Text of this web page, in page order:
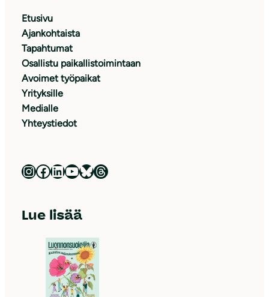
Etusivu
Ajankohtaista
Tapahtumat
Osallistu paikallistoimintaan
Avoimet työpaikat
Yrityksille
Medialle
Yhteystiedot
Luonnonsuojeluliitto Instagramissa Luonnonsuojeluliitto Facebookissa Luonnonsuojeluliitto LinkedInissä Luonnonsuojeluliiton YouTube-kanava Luonnonsuojeluliitto Blueskyssa Luonnonsuojeluliitto Threadsissa
Lue lisää